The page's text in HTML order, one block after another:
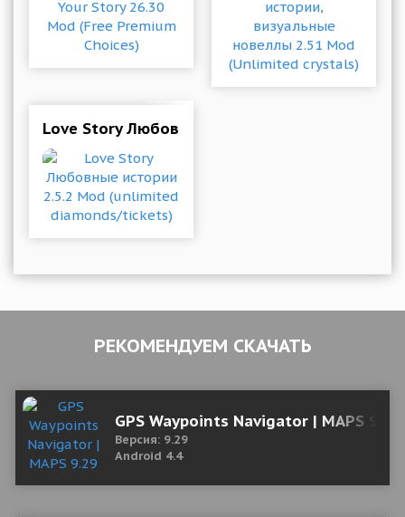
Love Story Любовные истории 2.5.2 Mod
РЕКОМЕНДУЕМ СКАЧАТЬ
GPS Waypoints Navigator | MAPS
Версия: 9.29
Android 4.4